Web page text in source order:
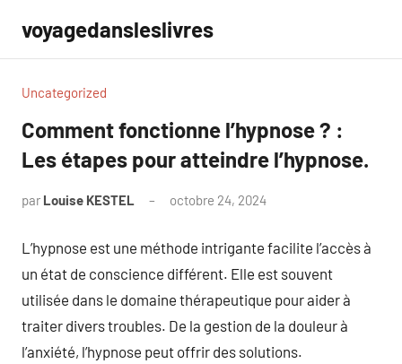
contenu
voyagedansleslivres
Uncategorized
Comment fonctionne l’hypnose ? :
Les étapes pour atteindre l’hypnose.
par Louise KESTEL octobre 24, 2024
L’hypnose est une méthode intrigante facilite l’accès à
un état de conscience différent. Elle est souvent
utilisée dans le domaine thérapeutique pour aider à
traiter divers troubles. De la gestion de la douleur à
l’anxiété, l’hypnose peut offrir des solutions.